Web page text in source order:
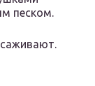
песком.